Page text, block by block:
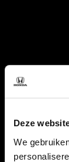
Deze
We